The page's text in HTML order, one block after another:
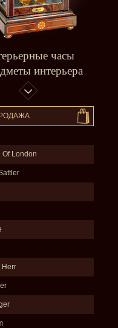
часы
интерьера
Of London
Herr